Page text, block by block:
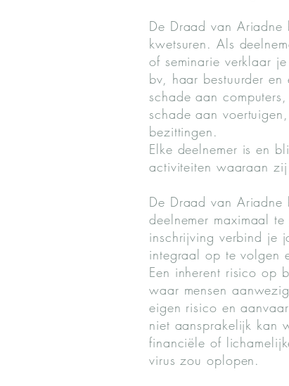
De Draad van
kwetsuren. Als
of seminarie verklaar
bv, haar bestuurder
schade aan
schade aan
bezittingen.
Elke deelnemer is en
activiteiten waaraan
De Draad van Ariadne
deelnemer maximaal
inschrijving verbind je
integraal op te volgen
Een inherent risico op
waar mensen
eigen risico en
niet aansprakelijk kan
financiële of
virus zou oplopen.